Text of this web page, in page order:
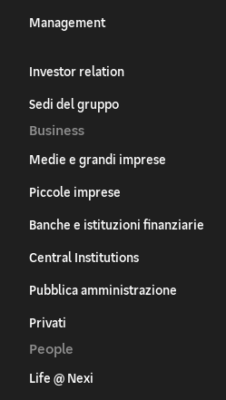
Management
Investor relation
Sedi del gruppo
Business
Medie e grandi imprese
Piccole imprese
Banche e istituzioni finanziarie
Central Institutions
Pubblica amministrazione
Privati
People
Life @ Nexi